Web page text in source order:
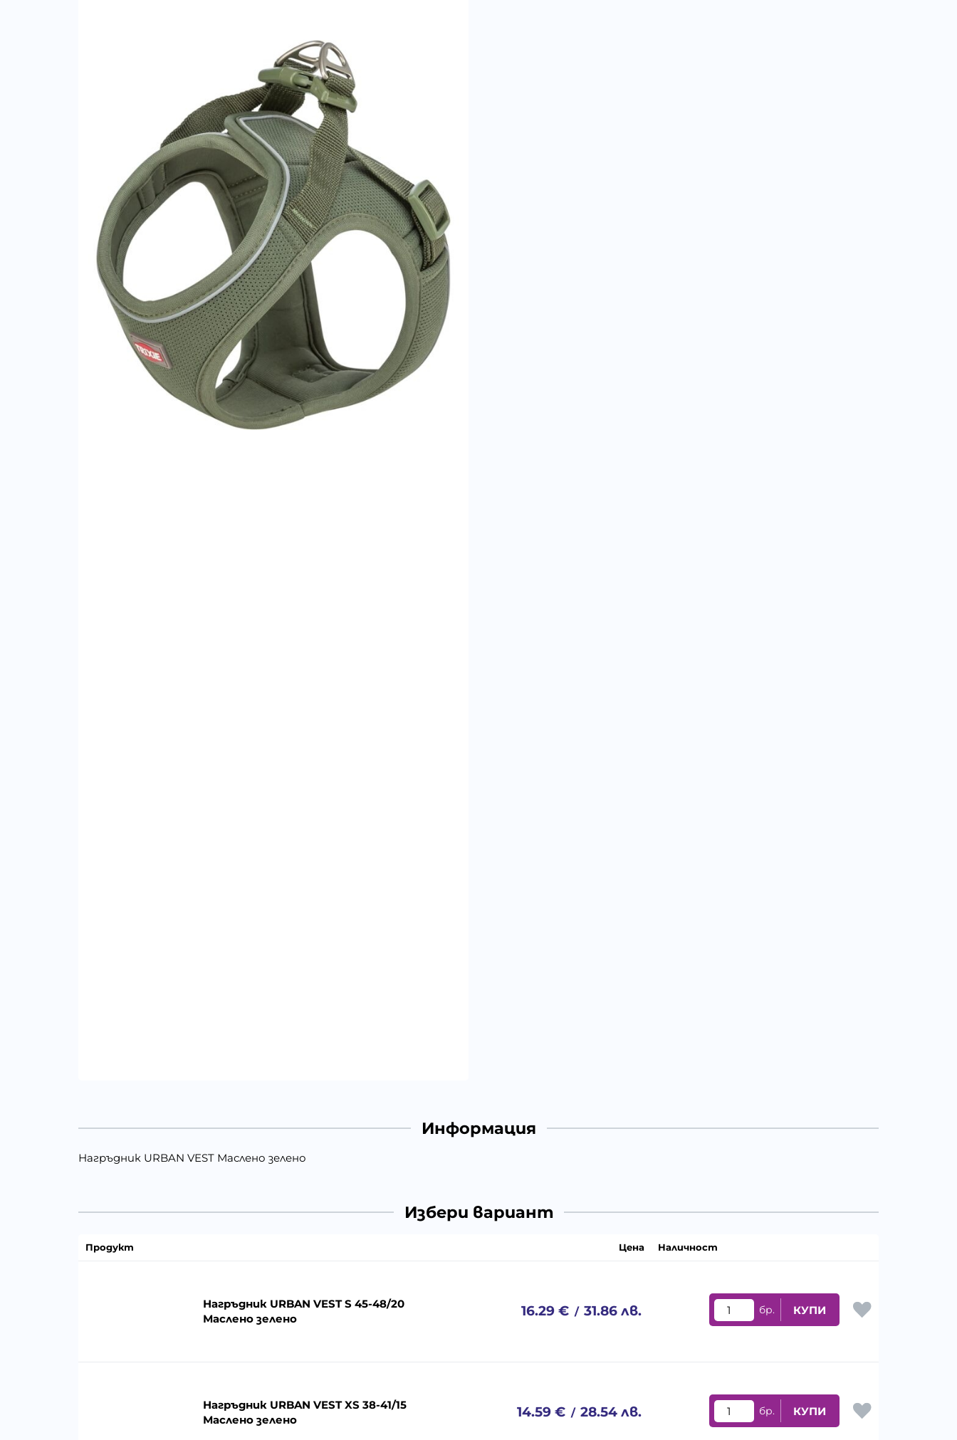
Информация
Нагръдник URBAN VEST Маслено зелено
Избери вариант
Продукт Цена Наличност
Нагръдник URBAN VEST S 45-48/20
Маслено зелено
16.29 € / 31.86 лв. бр. КУПИ
Нагръдник URBAN VEST XS 38-41/15
Маслено зелено
14.59 € / 28.54 лв. бр. КУПИ